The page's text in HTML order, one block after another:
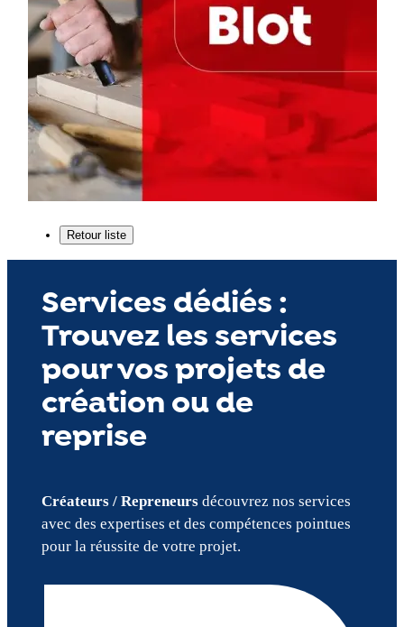
Services dédiés :
Trouvez les services
pour vos projets de
création ou de
reprise
Créateurs / Repreneursdécouvrez nos services
avec des expertises et des compétences pointues
pour la réussite de votre projet.